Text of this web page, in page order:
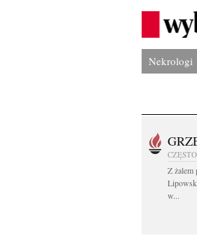
Nekrologi
Z żalem
w...